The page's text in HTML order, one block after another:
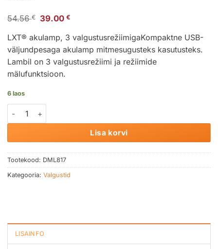
54.56€
Algne
oli:
54.56 €.
39.00€
on:
39.00 €.
LXT® akulamp, 3 valgustusrežiimigaKompaktne USB-
väljundpesaga akulamp mitmesugusteks kasutusteks.
Lambil on 3 valgustusrežiimi ja režiimide
mälufunktsioon.
6 laos
Akulamp LED USB MAKITA DML812 kogus
Lisa korvi
Tootekood: DML817
Kategooria: Valgustid
LISAINFO